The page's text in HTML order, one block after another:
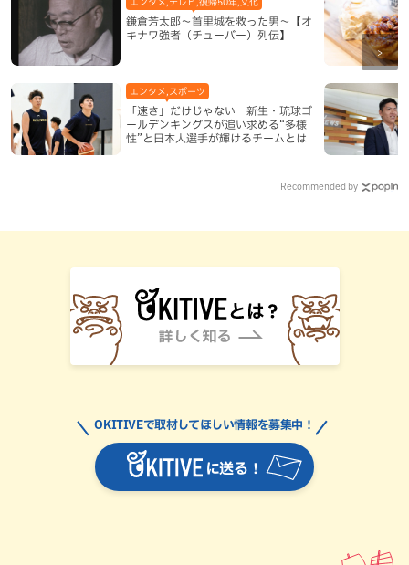
鎌倉芳太郎～首里城を救った男～【オ
キナワ強者（チューバー）列伝】
「速さ」だけじゃない 新生・琉球ゴ
ールデンキングスが追い求める“多様
性”と日本人選手が輝けるチームとは
エンタメ,スポーツ
Recommended by
に送る！
OKITIVEで取材してほしい情報を募集中！